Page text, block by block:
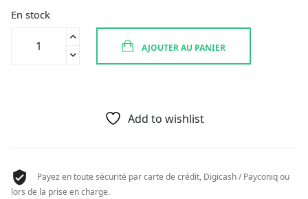
En stock
AJOUTER AU PANIER
Add to wishlist
Payez en toute sécurité par carte de crédit, Digicash / Payconiq ou
lors de la prise en charge.